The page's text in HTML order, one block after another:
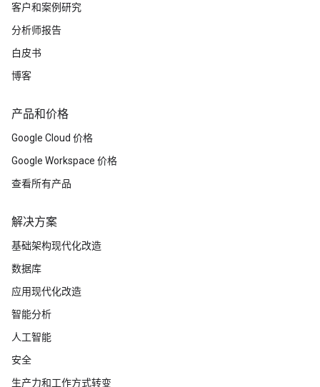
客户和案例研究
分析师报告
白皮书
博客
产品和价格
Google Cloud 价格
Google Workspace 价格
查看所有产品
解决方案
基础架构现代化改造
数据库
应用现代化改造
智能分析
人工智能
安全
生产力和工作方式转变